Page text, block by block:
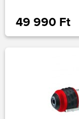
49 990 Ft